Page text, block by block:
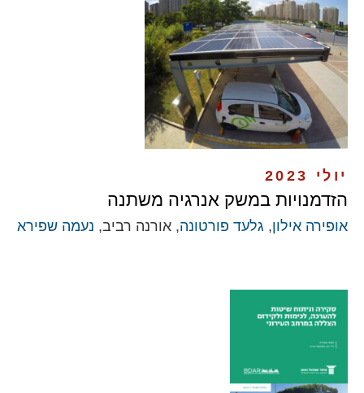
יולי 2023
הזדמנויות במשק אנרגיה משתנה
אופירה אילון, גלעד פורטונה, אורנה רביב, נעמה שפירא